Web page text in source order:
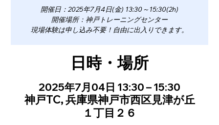
開催日：2025年7月4日(金) 13:30～15:30(2h)
開催場所：神戸トレーニングセンター
現場体験は申し込み不要！自由に出入りできます。
日時・場所
2025年7月04日 13:30 – 15:30
神戸TC, 兵庫県神戸市西区見津が丘
１丁目２６